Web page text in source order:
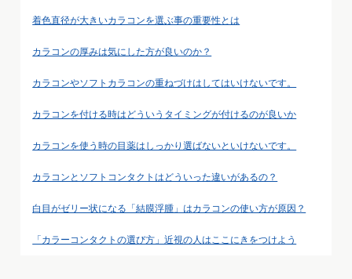
着色直径が大きいカラコンを選ぶ事の重要性とは
カラコンの厚みは気にした方が良いのか？
カラコンやソフトカラコンの重ねづけはしてはいけないです。
カラコンを付ける時はどういうタイミングが付けるのが良いか
カラコンを使う時の目薬はしっかり選ばないといけないです。
カラコンとソフトコンタクトはどういった違いがあるの？
白目がゼリー状になる「結膜浮腫」はカラコンの使い方が原因？
「カラーコンタクトの選び方」近視の人はここにきをつけよう